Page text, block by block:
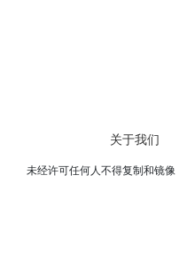
关于我们
未经许可任何人不得复制和镜